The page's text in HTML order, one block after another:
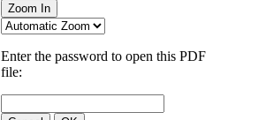
Zoom In
Enter the password to open this PDF
file: